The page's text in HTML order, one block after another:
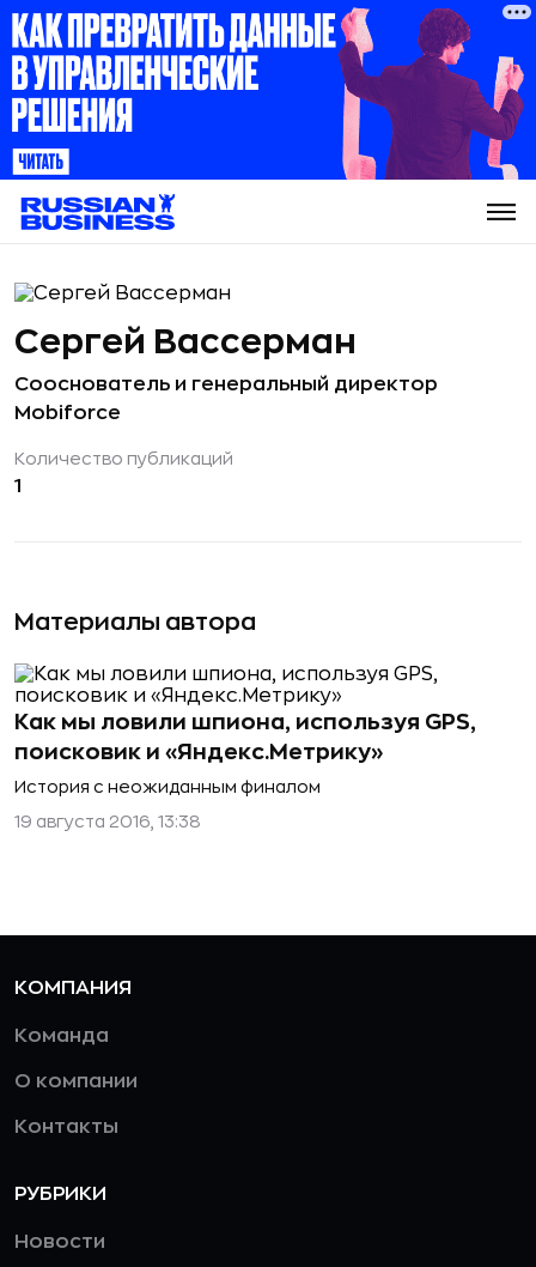
Материалы автора
Как мы ловили шпиона, используя GPS,
поисковик и «Яндекс.Метрику»
История с неожиданным финалом
19 августа 2016, 13:38
Сергей Вассерман
Сооснователь и генеральный директор
Mobiforce
Количество публикаций
1
КОМПАНИЯ
Команда
О компании
Контакты
РУБРИКИ
Новости